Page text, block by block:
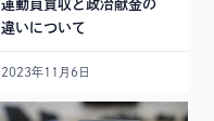
運動員買収と政治献金の
違いについて
2023年11月6日